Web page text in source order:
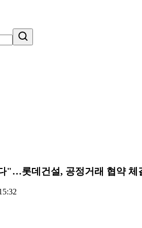
"…롯데건설, 공정거래 협약 체